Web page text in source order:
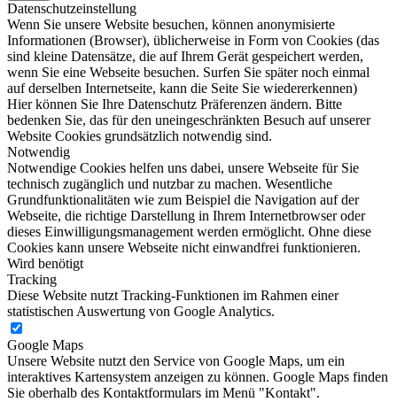
Datenschutzeinstellung
Wenn Sie unsere Website besuchen, können anonymisierte
Informationen (Browser), üblicherweise in Form von Cookies (das
sind kleine Datensätze, die auf Ihrem Gerät gespeichert werden,
wenn Sie eine Webseite besuchen. Surfen Sie später noch einmal
auf derselben Internetseite, kann die Seite Sie wiedererkennen)
Hier können Sie Ihre Datenschutz Präferenzen ändern. Bitte
bedenken Sie, das für den uneingeschränkten Besuch auf unserer
Website Cookies grundsätzlich notwendig sind.
Notwendig
Notwendige Cookies helfen uns dabei, unsere Webseite für Sie
technisch zugänglich und nutzbar zu machen. Wesentliche
Grundfunktionalitäten wie zum Beispiel die Navigation auf der
Webseite, die richtige Darstellung in Ihrem Internetbrowser oder
dieses Einwilligungsmanagement werden ermöglicht. Ohne diese
Cookies kann unsere Webseite nicht einwandfrei funktionieren.
Wird benötigt
Tracking
Diese Website nutzt Tracking-Funktionen im Rahmen einer
statistischen Auswertung von Google Analytics.
Google Maps
Unsere Website nutzt den Service von Google Maps, um ein
interaktives Kartensystem anzeigen zu können. Google Maps finden
Sie oberhalb des Kontaktformulars im Menü "Kontakt".